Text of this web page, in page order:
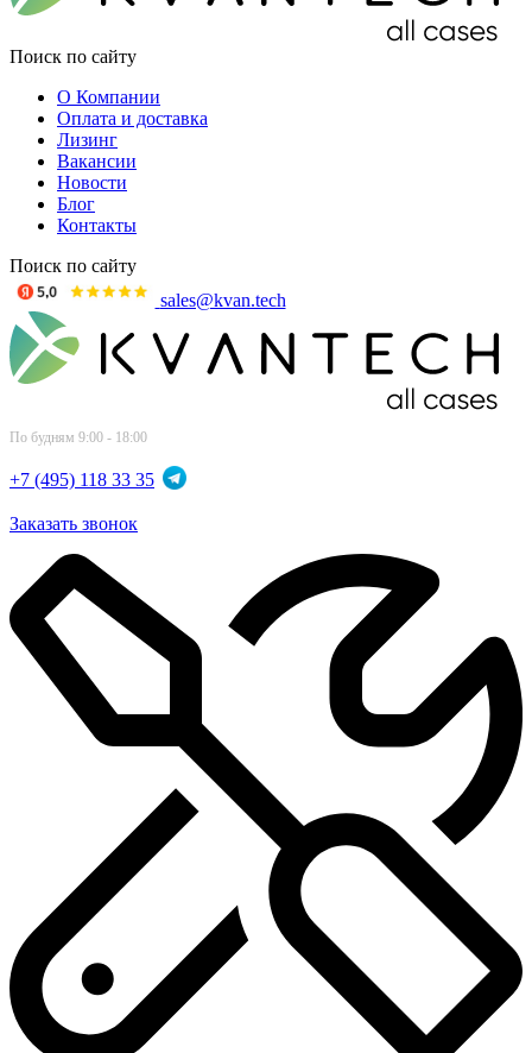
Поиск по сайту
О Компании
Оплата и доставка
Лизинг
Вакансии
Новости
Блог
Контакты
Поиск по сайту
sales@kvan.tech
По будням 9:00 - 18:00
+7 (495) 118 33 35
Заказать звонок